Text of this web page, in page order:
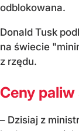
odblokowana.
Donald Tusk
na świecie
z rzędu.
Ceny paliw
– Dzisiaj z